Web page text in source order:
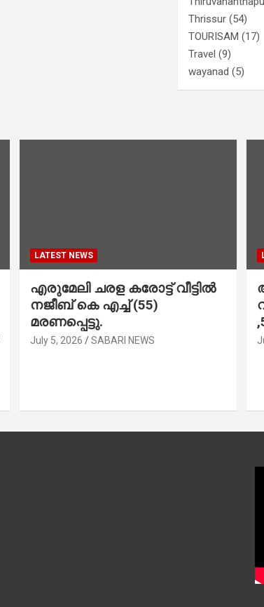
Thrissur (54)
TOURISAM (17)
Travel (9)
wayanad (5)
LATEST NEWS
എരുമേലി ചരള കരോട്ട് വീട്ടിൽ
നജീബ് കെ എച്ച് (55)
മരണപ്പെട്ടു.
July 5, 2026 SABARI NEWS